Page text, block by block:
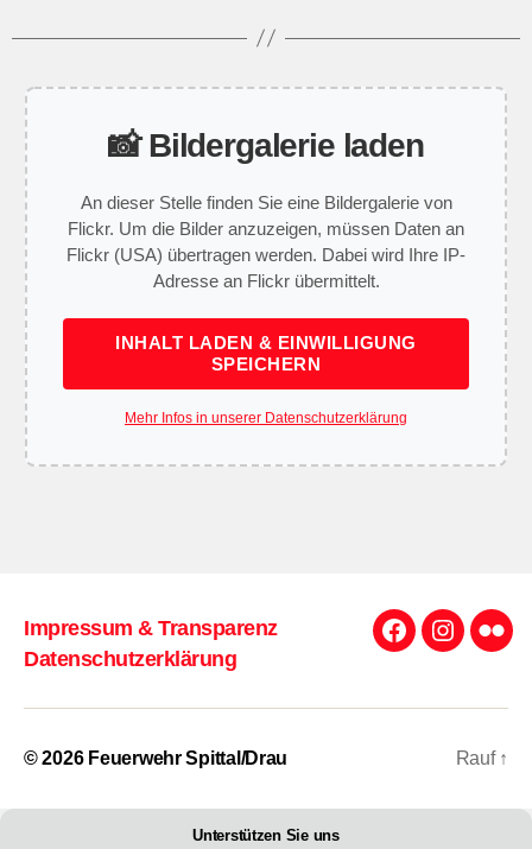
📸 Bildergalerie laden
An dieser Stelle finden Sie eine Bildergalerie von
Flickr. Um die Bilder anzuzeigen, müssen Daten an
Flickr (USA) übertragen werden. Dabei wird Ihre IP-
Adresse an Flickr übermittelt.
INHALT LADEN & EINWILLIGUNG
SPEICHERN
Mehr Infos in unserer Datenschutzerklärung
Impressum & Transparenz
Datenschutzerklärung
Facebook
© 2026 Feuerwehr Spittal/Drau Rauf ↑
Unterstützen Sie uns